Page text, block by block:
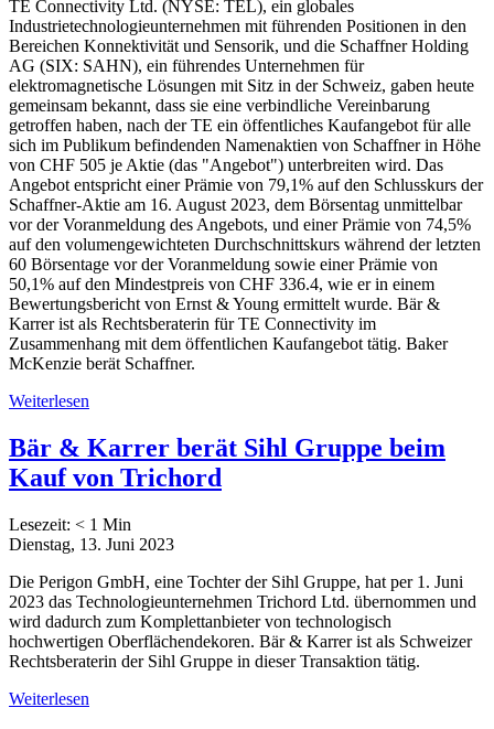
TE Connectivity Ltd. (NYSE: TEL), ein globales
Industrietechnologieunternehmen mit führenden Positionen in den
Bereichen Konnektivität und Sensorik, und die Schaffner Holding
AG (SIX: SAHN), ein führendes Unternehmen für
elektromagnetische Lösungen mit Sitz in der Schweiz, gaben heute
gemeinsam bekannt, dass sie eine verbindliche Vereinbarung
getroffen haben, nach der TE ein öffentliches Kaufangebot für alle
sich im Publikum befindenden Namenaktien von Schaffner in Höhe
von CHF 505 je Aktie (das "Angebot") unterbreiten wird. Das
Angebot entspricht einer Prämie von 79,1% auf den Schlusskurs der
Schaffner-Aktie am 16. August 2023, dem Börsentag unmittelbar
vor der Voranmeldung des Angebots, und einer Prämie von 74,5%
auf den volumengewichteten Durchschnittskurs während der letzten
60 Börsentage vor der Voranmeldung sowie einer Prämie von
50,1% auf den Mindestpreis von CHF 336.4, wie er in einem
Bewertungsbericht von Ernst & Young ermittelt wurde. Bär &
Karrer ist als Rechtsberaterin für TE Connectivity im
Zusammenhang mit dem öffentlichen Kaufangebot tätig. Baker
McKenzie berät Schaffner.
Weiterlesen
Bär & Karrer berät Sihl Gruppe beim
Kauf von Trichord
Lesezeit: < 1 Min
Dienstag, 13. Juni 2023
Die Perigon GmbH, eine Tochter der Sihl Gruppe, hat per 1. Juni
2023 das Technologieunternehmen Trichord Ltd. übernommen und
wird dadurch zum Komplettanbieter von technologisch
hochwertigen Oberflächendekoren. Bär & Karrer ist als Schweizer
Rechtsberaterin der Sihl Gruppe in dieser Transaktion tätig.
Weiterlesen